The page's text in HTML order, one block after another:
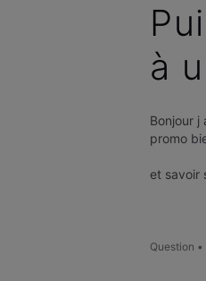
à
Bonjour j
promo
et savoir
Question •